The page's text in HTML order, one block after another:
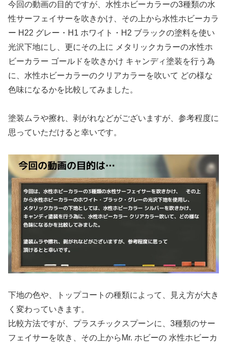
今回の動画の目的ですが、水性ホビーカラーの3種類の水
性サーフェイサーを吹きかけ、その上から水性ホビーカラ
ー H22 グレー・H1 ホワイト・H2 ブラックの塗料を使い
光沢下地にし、更にその上に メタリックカラーの水性ホ
ビーカラー ゴールドを吹きかけ キャンディ塗装を行う為
に、水性ホビーカラーのクリアカラーを吹いて どの様な
色味になるかを比較してみました。
塗装ムラや擦れ、剥がれなどがございますが、参考程度に
思っていただけると幸いです。
下地の色や、トップコートの種類によって、見え方が大き
く変わっていきます。
比較方法ですが、プラスチックスプーンに、3種類のサー
フェイサーを吹き、その上からMr. ホビーの 水性ホビーカ